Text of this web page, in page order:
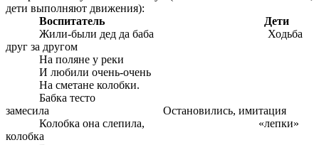
дети выполняют движения):
Воспитатель
Дети
Жили-были дед да баба Ходьба
друг за другом
На поляне у реки
И любили очень-очень
На сметане колобки.
Бабка тесто
замесила Остановились, имитация
Колобка она слепила, «лепки»
колобка